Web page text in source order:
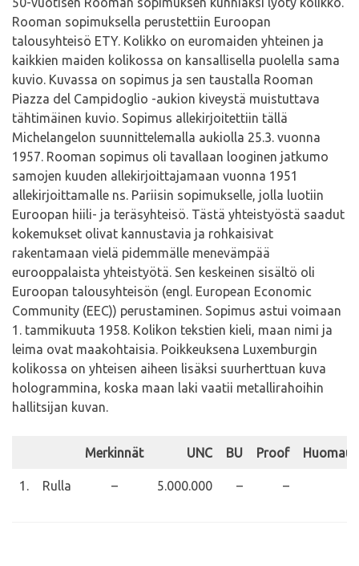
Rooman sopimuksella perustettiin Euroopan
talousyhteisö ETY. Kolikko on euromaiden yhteinen ja
kaikkien maiden kolikossa on kansallisella puolella sama
kuvio. Kuvassa on sopimus ja sen taustalla Rooman
Piazza del Campidoglio -aukion kiveystä muistuttava
tähtimäinen kuvio. Sopimus allekirjoitettiin tällä
Michelangelon suunnittelemalla aukiolla 25.3. vuonna
1957. Rooman sopimus oli tavallaan looginen jatkumo
samojen kuuden allekirjoittajamaan vuonna 1951
allekirjoittamalle ns. Pariisin sopimukselle, jolla luotiin
Euroopan hiili- ja teräsyhteisö. Tästä yhteistyöstä saadut
kokemukset olivat kannustavia ja rohkaisivat
rakentamaan vielä pidemmälle menevämpää
eurooppalaista yhteistyötä. Sen keskeinen sisältö oli
Euroopan talousyhteisön (engl. European Economic
Community (EEC)) perustaminen. Sopimus astui voimaan
1. tammikuuta 1958. Kolikon tekstien kieli, maan nimi ja
leima ovat maakohtaisia. Poikkeuksena Luxemburgin
kolikossa on yhteisen aiheen lisäksi suurherttuan kuva
hologrammina, koska maan laki vaatii metallirahoihin
hallitsijan kuvan.
Merkinnät UNC BU Proof
1. Rulla – 5.000.000 – –